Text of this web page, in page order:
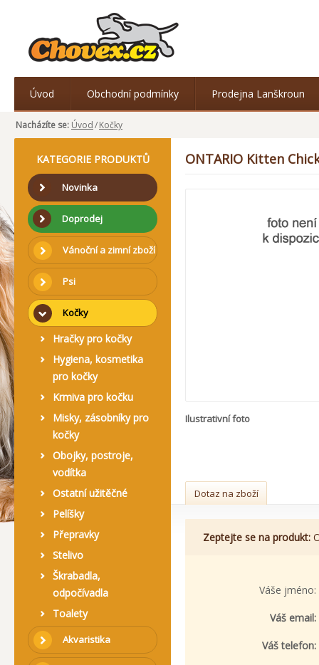
Úvod Obchodní podmínky Prodejna Lanškroun
Nacházíte se: Úvod/Kočky
KATEGORIE PRODUKTŮ
Novinka
Doprodej
Vánoční a zimní zboží
Psi
Kočky
Hračky pro kočky
Hygiena, kosmetika
pro kočky
Krmiva pro kočku
Misky, zásobníky pro
kočky
Obojky, postroje,
vodítka
Ostatní užitěčné
Pelíšky
Přepravky
Stelivo
Škrabadla,
odpočívadla
Toalety
Akvaristika
ONTARIO Kitten
Ilustrativní foto
Dotaz na zboží
Zeptejte se na produkt:
Váše jméno:
Váš email:
Váš telefon: